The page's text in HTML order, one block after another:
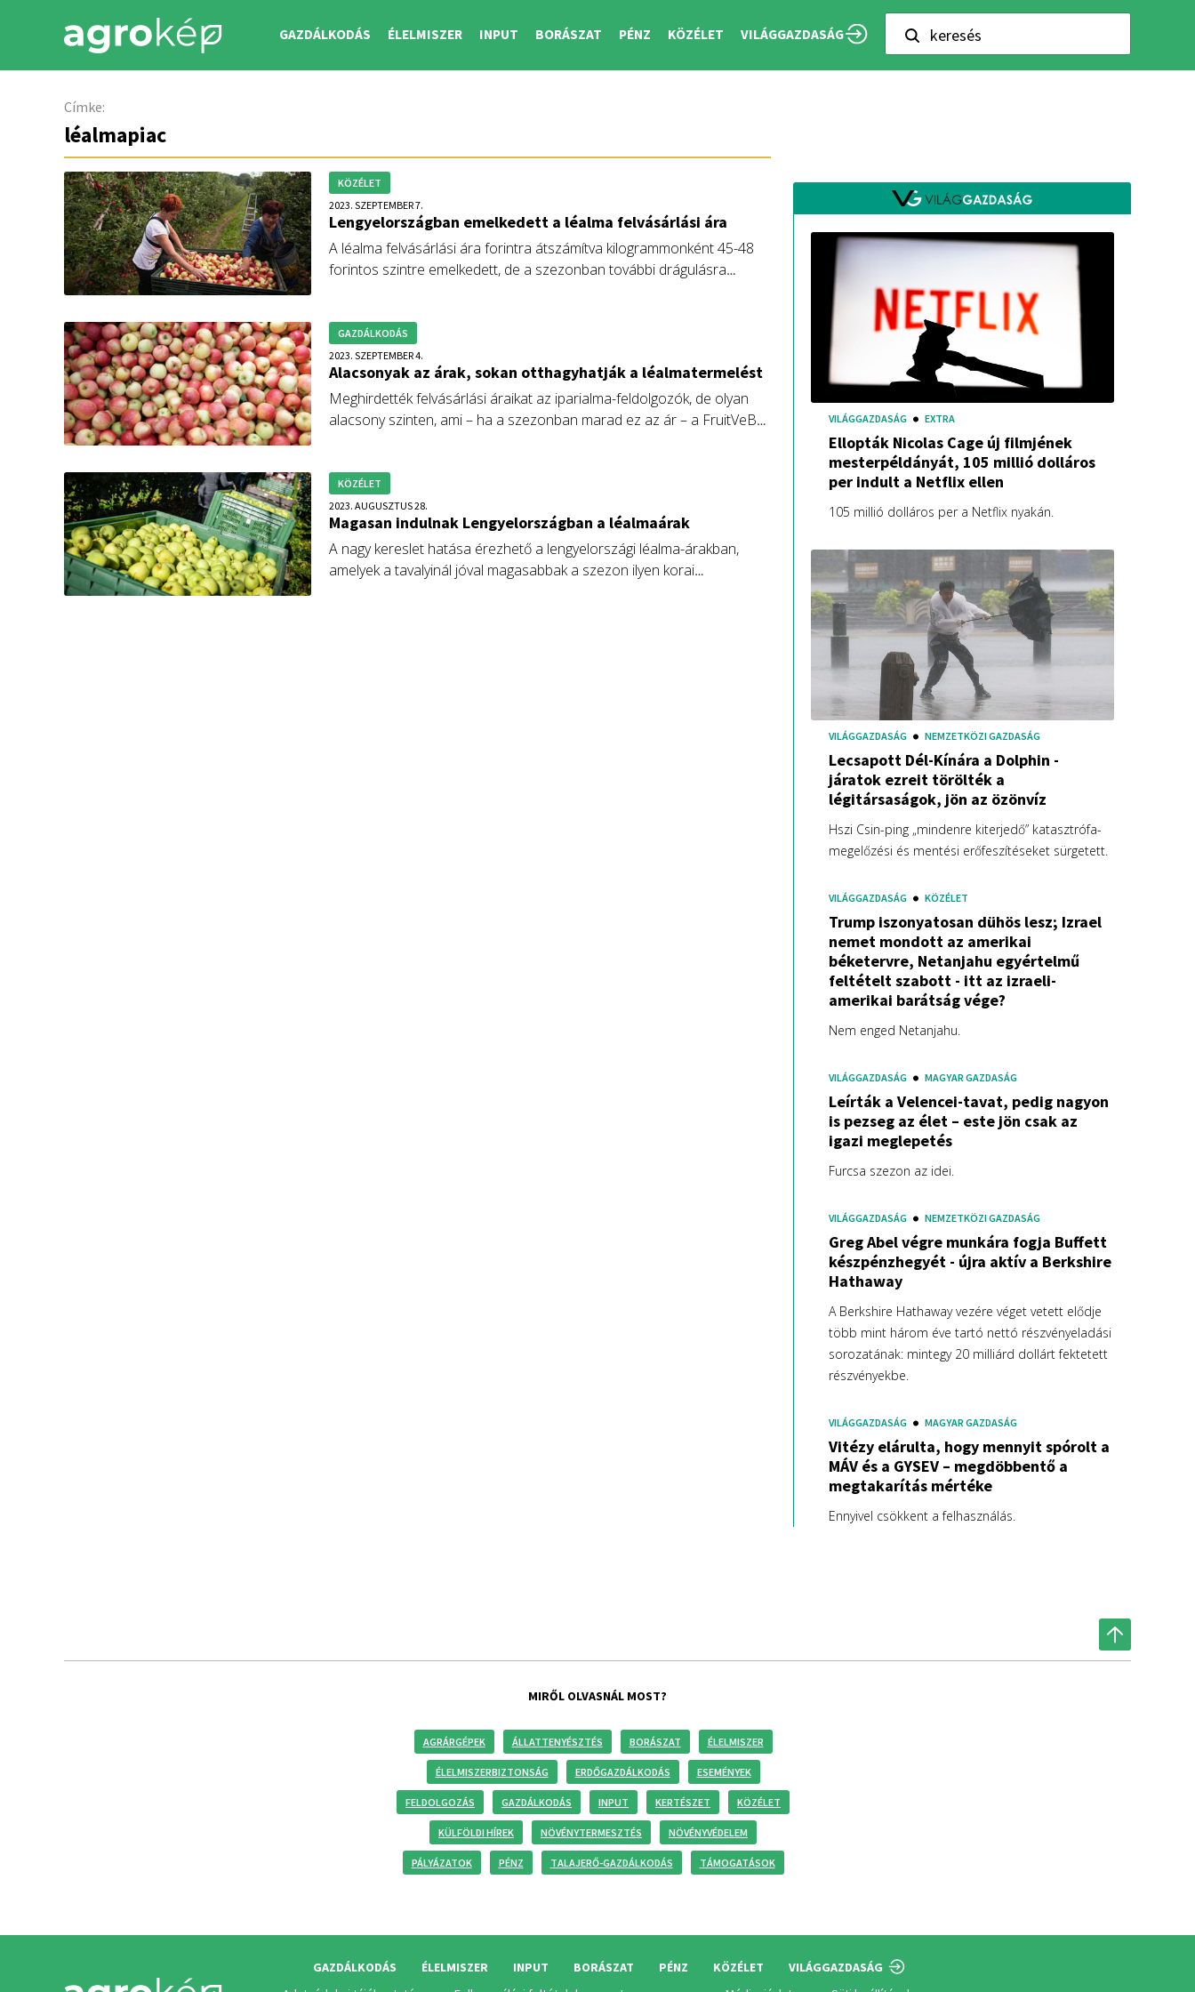
GAZDÁLKODÁS ÉLELMISZER INPUT BORÁSZAT PÉNZ KÖZÉLET VILÁGGAZDASÁG keresés
Címke:
léalmapiac
KÖZÉLET
2023. SZEPTEMBER 7.
Lengyelországban emelkedett a léalma felvásárlási ára
A léalma felvásárlási ára forintra átszámítva kilogrammonként 45-48
forintos szintre emelkedett, de a szezonban további drágulásra
GAZDÁLKODÁS
2023. SZEPTEMBER 4.
Alacsonyak az árak, sokan otthagyhatják a léalmatermelést
Meghirdették felvásárlási áraikat az iparialma-feldolgozók, de olyan
alacsony szinten, ami – ha a szezonban marad ez az ár – a FruitVeB
KÖZÉLET
2023. AUGUSZTUS 28.
Magasan indulnak Lengyelországban a léalmaárak
A nagy kereslet hatása érezhető a lengyelországi léalma-árakban,
amelyek a tavalyinál jóval magasabbak a szezon ilyen korai
VILÁGGAZDASÁG EXTRA
Ellopták Nicolas Cage új filmjének
mesterpéldányát, 105 millió dolláros
per indult a Netflix ellen
105 millió dolláros per a Netflix nyakán.
VILÁGGAZDASÁG NEMZETKÖZI GAZDASÁG
Lecsapott Dél-Kínára a Dolphin -
járatok ezreit törölték a
légitársaságok, jön az özönvíz
Hszi Csin-ping „mindenre kiterjedő” katasztrófa-
megelőzési és mentési erőfeszítéseket sürgetett.
VILÁGGAZDASÁG KÖZÉLET
Trump iszonyatosan dühös lesz; Izrael
nemet mondott az amerikai
béketervre, Netanjahu egyértelmű
feltételt szabott - itt az izraeli-
amerikai barátság vége?
Nem enged Netanjahu.
VILÁGGAZDASÁG MAGYAR GAZDASÁG
Leírták a Velencei-tavat, pedig nagyon
is pezseg az élet – este jön csak az
igazi meglepetés
Furcsa szezon az idei.
VILÁGGAZDASÁG NEMZETKÖZI GAZDASÁG
Greg Abel végre munkára fogja Buffett
készpénzhegyét - újra aktív a Berkshire
Hathaway
A Berkshire Hathaway vezére véget vetett elődje
több mint három éve tartó nettó részvényeladási
sorozatának: mintegy 20 milliárd dollárt fektetett
részvényekbe.
VILÁGGAZDASÁG MAGYAR GAZDASÁG
Vitézy elárulta, hogy mennyit spórolt a
MÁV és a GYSEV – megdöbbentő a
megtakarítás mértéke
Ennyivel csökkent a felhasználás.
MIRŐL OLVASNÁL MOST?
AGRÁRGÉPEK ÁLLATTENYÉSZTÉS BORÁSZAT ÉLELMISZER
ÉLELMISZERBIZTONSÁG ERDŐGAZDÁLKODÁS ESEMÉNYEK
FELDOLGOZÁS GAZDÁLKODÁS INPUT KERTÉSZET KÖZÉLET
KÜLFÖLDI HÍREK NÖVÉNYTERMESZTÉS NÖVÉNYVÉDELEM
PÁLYÁZATOK PÉNZ TALAJERŐ-GAZDÁLKODÁS TÁMOGATÁSOK
GAZDÁLKODÁS ÉLELMISZER INPUT BORÁSZAT PÉNZ KÖZÉLET
VILÁGGAZDASÁG